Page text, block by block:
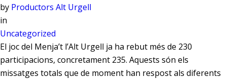
by Productors Alt Urgell
in
Uncategorized
El joc del Menja’t l’Alt Urgell ja ha rebut més de 230
participacions, concretament 235. Aquests són els
missatges totals que de moment han respost als diferents